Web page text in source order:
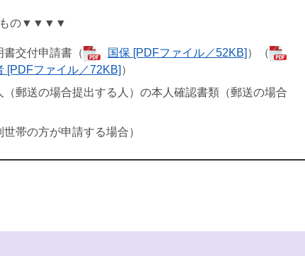
の▼▼▼▼
書交付申請書（ 国保 [PDFファイル／52KB] ）（
[PDFファイル／72KB] ）
（郵送の場合提出する人）の本人確認書類（郵送の場合
帯の方が申請する場合）